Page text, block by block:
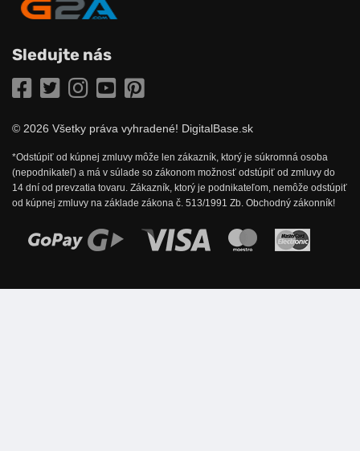
Sledujte nás
Facebook
TwitterInstagramYouTube
© 2026 Všetky práva vyhradené! DigitalBase.sk
*Odstúpiť od kúpnej zmluvy môže len zákazník, ktorý je súkromná osoba
(nepodnikateľ) a má v súlade so zákonom možnosť odstúpiť od zmluvy do
14 dní od prevzatia tovaru. Zákazník, ktorý je podnikateľom, nemôže odstúpiť
od kúpnej zmluvy na základe zákona č. 513/1991 Zb. Obchodný zákonník!
Možnosti online platby